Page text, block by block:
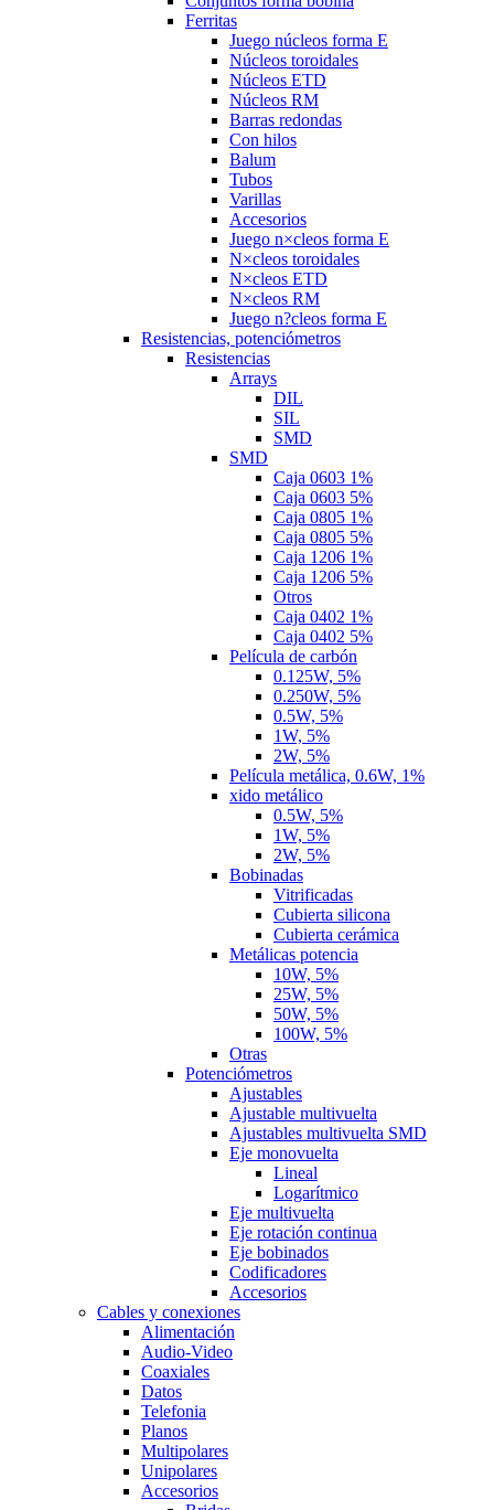
Ferritas
Juego núcleos forma E
Núcleos toroidales
Núcleos ETD
Núcleos RM
Barras redondas
Con hilos
Balum
Tubos
Varillas
Accesorios
Juego n×cleos forma E
N×cleos toroidales
N×cleos ETD
N×cleos RM
Juego n?cleos forma E
Resistencias, potenciómetros
Resistencias
Arrays
DIL
SIL
SMD
SMD
Caja 0603 1%
Caja 0603 5%
Caja 0805 1%
Caja 0805 5%
Caja 1206 1%
Caja 1206 5%
Otros
Caja 0402 1%
Caja 0402 5%
Película de carbón
0.125W, 5%
0.250W, 5%
0.5W, 5%
1W, 5%
2W, 5%
Película metálica, 0.6W, 1%
xido metálico
0.5W, 5%
1W, 5%
2W, 5%
Bobinadas
Vitrificadas
Cubierta silicona
Cubierta cerámica
Metálicas potencia
10W, 5%
25W, 5%
50W, 5%
100W, 5%
Otras
Potenciómetros
Ajustables
Ajustable multivuelta
Ajustables multivuelta SMD
Eje monovuelta
Lineal
Logarítmico
Eje multivuelta
Eje rotación continua
Eje bobinados
Codificadores
Accesorios
Cables y conexiones
Alimentación
Audio-Video
Coaxiales
Datos
Telefonia
Planos
Multipolares
Unipolares
Accesorios